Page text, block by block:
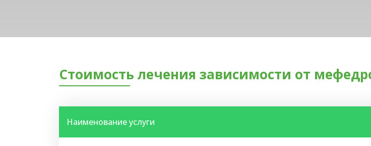
Стоимость лечения зависимости от
Наименование услуги